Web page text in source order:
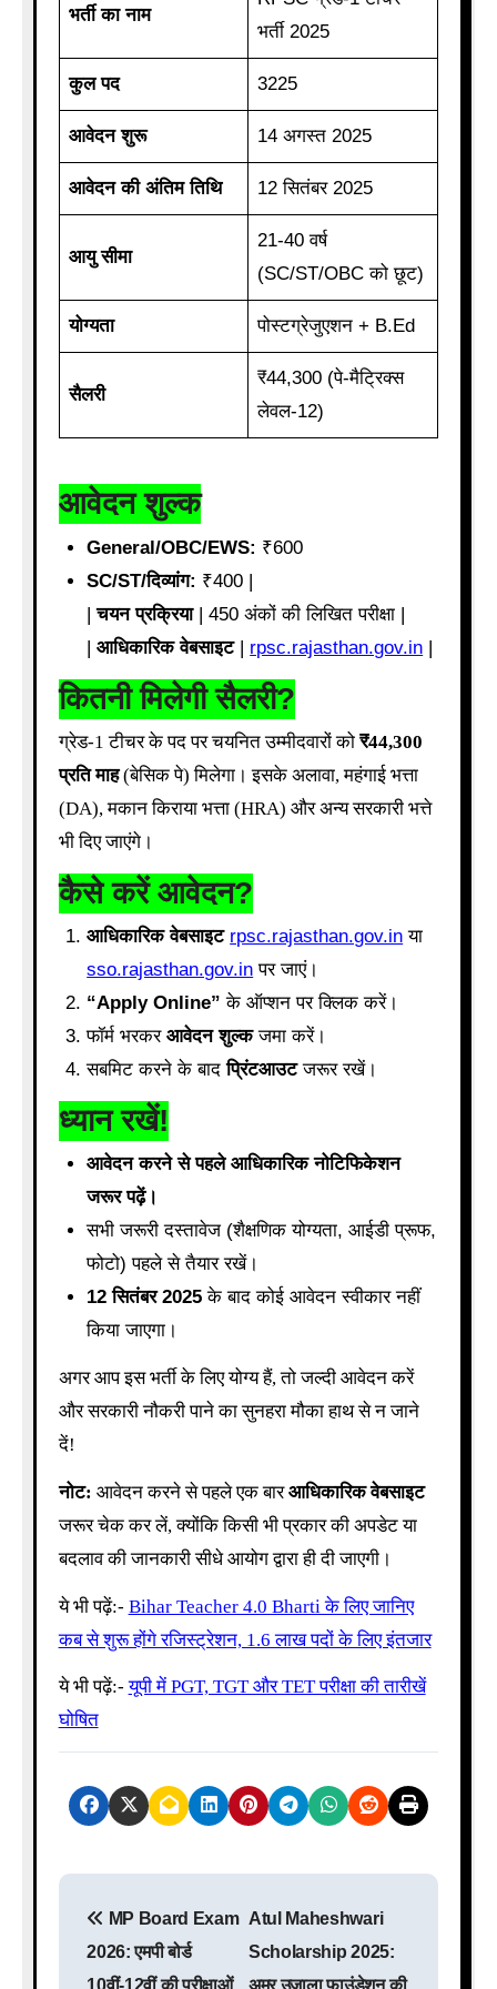
भर्ती का नाम
भर्ती 2025
कुल पद 3225
आवेदन शुरू 14 अगस्त 2025
आवेदन की अंतिम तिथि 12 सितंबर 2025
आयु सीमा
21-40 वर्ष
(SC/ST/OBC को छूट)
योग्यता पोस्टग्रेजुएशन + B.Ed
सैलरी
₹44,300 (पे-मैट्रिक्स
लेवल-12)
आवेदन शुल्क
General/OBC/EWS: ₹600
SC/ST/दिव्यांग: ₹400 |
|चयन प्रक्रिया| 450 अंकों की लिखित परीक्षा |
|आधिकारिक वेबसाइट| rpsc.rajasthan.gov.in |
कितनी मिलेगी सैलरी?
ग्रेड-1 टीचर के पद पर चयनित उम्मीदवारों को ₹44,300
प्रति माह(बेसिक पे) मिलेगा। इसके अलावा, महंगाई भत्ता
(DA), मकान किराया भत्ता (HRA) और अन्य सरकारी भत्ते
भी दिए जाएंगे।
कैसे करें आवेदन?
आधिकारिक वेबसाइट rpsc.rajasthan.gov.in या
sso.rajasthan.gov.in पर जाएं।
“Apply Online” के ऑप्शन पर क्लिक करें।
फॉर्म भरकरआवेदन शुल्कजमा करें।
सबमिट करने के बादप्रिंटआउटजरूर रखें।
ध्यान रखें!
आवेदन करने से पहले आधिकारिक नोटिफिकेशन
जरूर पढ़ें।
सभी जरूरी दस्तावेज (शैक्षणिक योग्यता, आईडी प्रूफ,
फोटो) पहले से तैयार रखें।
12 सितंबर 2025 के बाद कोई आवेदन स्वीकार नहीं
किया जाएगा।
अगर आप इस भर्ती के लिए योग्य हैं, तो जल्दी आवेदन करें
और सरकारी नौकरी पाने का सुनहरा मौका हाथ से न जाने
दें!
नोट: आवेदन करने से पहले एक बारआधिकारिक वेबसाइट
जरूर चेक कर लें, क्योंकि किसी भी प्रकार की अपडेट या
बदलाव की जानकारी सीधे आयोग द्वारा ही दी जाएगी।
ये भी पढ़ें:- Bihar Teacher 4.0 Bharti के लिए जानिए
कब से शुरू होंगे रजिस्ट्रेशन, 1.6 लाख पदों के लिए इंतजार
ये भी पढ़ें:-यूपी में PGT, TGT और TET परीक्षा की तारीखें
घोषित
MP Board Exam
2026: एमपी बोर्ड
10वीं-12वीं की परीक्षाओं
Atul Maheshwari
Scholarship 2025:
अमर उजाला फाउंडेशन की